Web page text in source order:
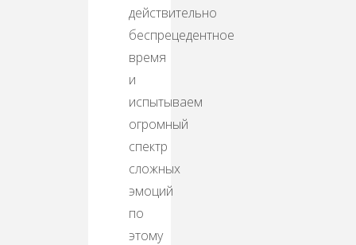
действительно
беспрецедентное
время
и
испытываем
огромный
спектр
сложных
эмоций
по
этому